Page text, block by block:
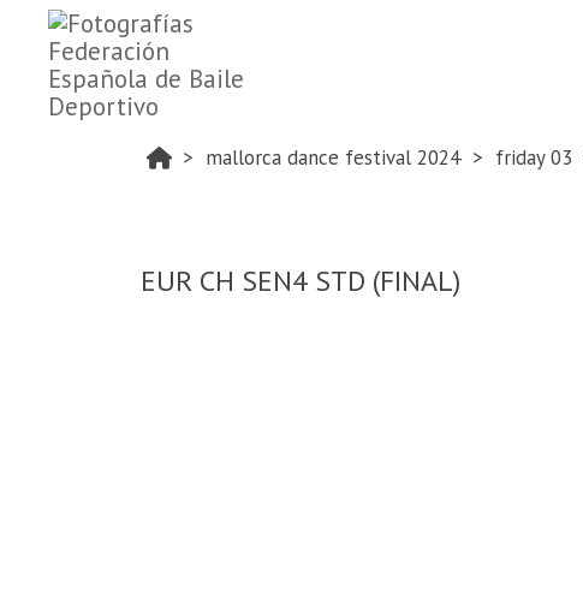
mallorca dance festival 2024 friday 03
EUR CH SEN4 STD (FINAL)